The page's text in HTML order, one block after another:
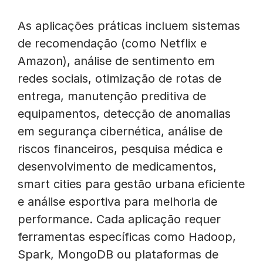
As aplicações práticas incluem sistemas
de recomendação (como Netflix e
Amazon), análise de sentimento em
redes sociais, otimização de rotas de
entrega, manutenção preditiva de
equipamentos, detecção de anomalias
em segurança cibernética, análise de
riscos financeiros, pesquisa médica e
desenvolvimento de medicamentos,
smart cities para gestão urbana eficiente
e análise esportiva para melhoria de
performance. Cada aplicação requer
ferramentas específicas como Hadoop,
Spark, MongoDB ou plataformas de